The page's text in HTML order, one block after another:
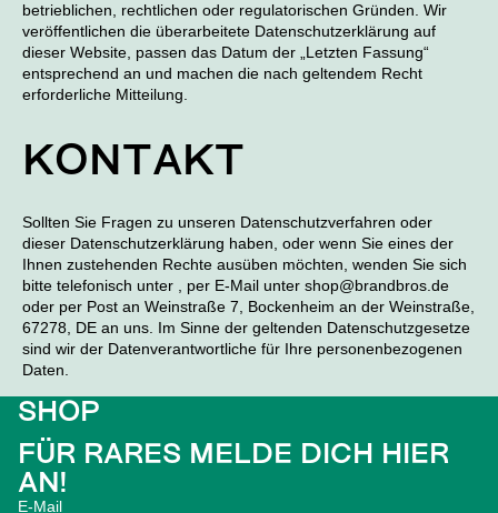
betrieblichen, rechtlichen oder regulatorischen Gründen. Wir
veröffentlichen die überarbeitete Datenschutzerklärung auf
dieser Website, passen das Datum der „Letzten Fassung“
entsprechend an und machen die nach geltendem Recht
erforderliche Mitteilung.
KONTAKT
Sollten Sie Fragen zu unseren Datenschutzverfahren oder
dieser Datenschutzerklärung haben, oder wenn Sie eines der
Ihnen zustehenden Rechte ausüben möchten, wenden Sie sich
bitte telefonisch unter , per E-Mail unter shop@brandbros.de
oder per Post an Weinstraße 7, Bockenheim an der Weinstraße,
67278, DE an uns. Im Sinne der geltenden Datenschutzgesetze
sind wir der Datenverantwortliche für Ihre personenbezogenen
Daten.
SHOP
FÜR RARES MELDE DICH HIER
AN!
E-Mail
Datenschutzerklärung
AGB
Kontaktinformationen
Impressum
Widerrufsrecht